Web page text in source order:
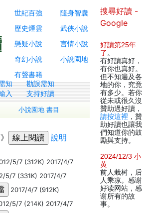
世紀百強
隨身智囊
歷史煙雲
武俠小說
懸疑小說
言情小說
奇幻小說
小說園地
有聲書籍
知
勘誤需知
入
支持好讀
小說園地 書目
說明
5/7 (312K) 2017/4/7
5/7 (331K) 2017/4/7
2017/4/7 (912K)
5/7 (214K) 2017/4/7
搜尋好讀 -
Google
好讀第25年
了 。
有好讀真好，
有你也真好。
但不知遍及各
地的你，究竟
有多少。若你
從未或很久沒
贊助過好讀，
請按這裡 ，贊
助好讀也讓我
們知道你的鼓
勵與支持。
2024/12/3 小
黄
前人栽树，后
人乘凉。感谢
好读网站，感
谢所有的故
事。